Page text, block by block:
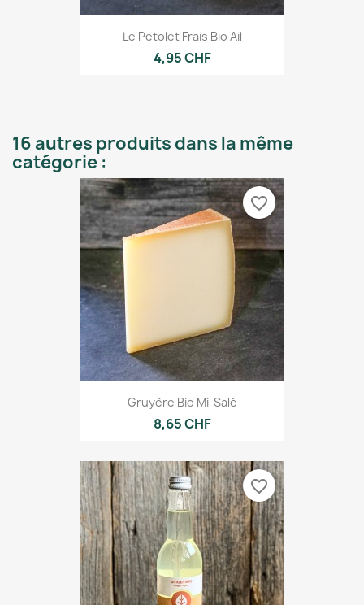
Le Petolet Frais Bio Ail
4,95 CHF
16 autres produits dans la même
catégorie :
Gruyère Bio Mi-Salé
8,65 CHF
favorite_border
favorite_border